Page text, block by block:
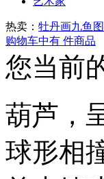
热卖： 牡丹画九鱼图
购物车中有 件商品
您当前
葫芦，
球形相